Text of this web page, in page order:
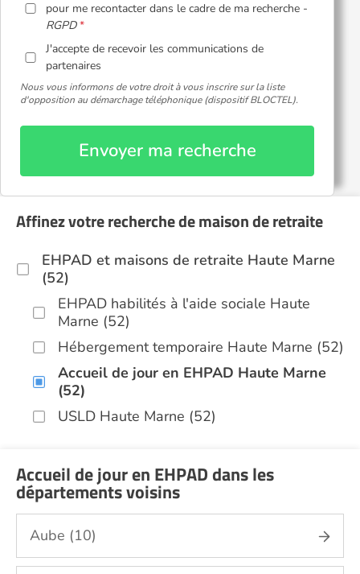
pour me recontacter dans le cadre de ma recherche -
RGPD
J'accepte de recevoir les communications de
partenaires
Nous vous informons de votre droit à vous inscrire sur la liste
d'opposition au démarchage téléphonique (dispositif BLOCTEL).
Envoyer ma recherche
Affinez votre recherche de maison de retraite
EHPAD et maisons de retraite Haute Marne
(52)
EHPAD habilités à l'aide sociale Haute
Marne (52)
Hébergement temporaire Haute Marne (52)
Accueil de jour en EHPAD Haute Marne
(52)
USLD Haute Marne (52)
Accueil de jour en EHPAD dans les
départements voisins
Aube (10)